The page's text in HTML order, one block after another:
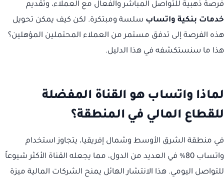
فرصة ذهبية للتواصل المباشر والفعال مع العملاء، وتقديم
خدمات بنكية واتساب سلسة ومبتكرة. لكن كيف يمكن تحويل
هذه الفرصة إلى تدفق مستمر من العملاء المحتملين المؤهلين؟
هذا ما سنستكشفه في هذا الدليل.
لماذا واتساب هو القناة المفضلة
للقطاع المالي في المنطقة؟
في منطقة الشرق الأوسط وشمال إفريقيا، يتجاوز استخدام
واتساب 80% في العديد من الدول، مما يجعله القناة الأكثر شيوعاً
للتواصل اليومي. هذا الانتشار الهائل يمنح الشركات المالية ميزة